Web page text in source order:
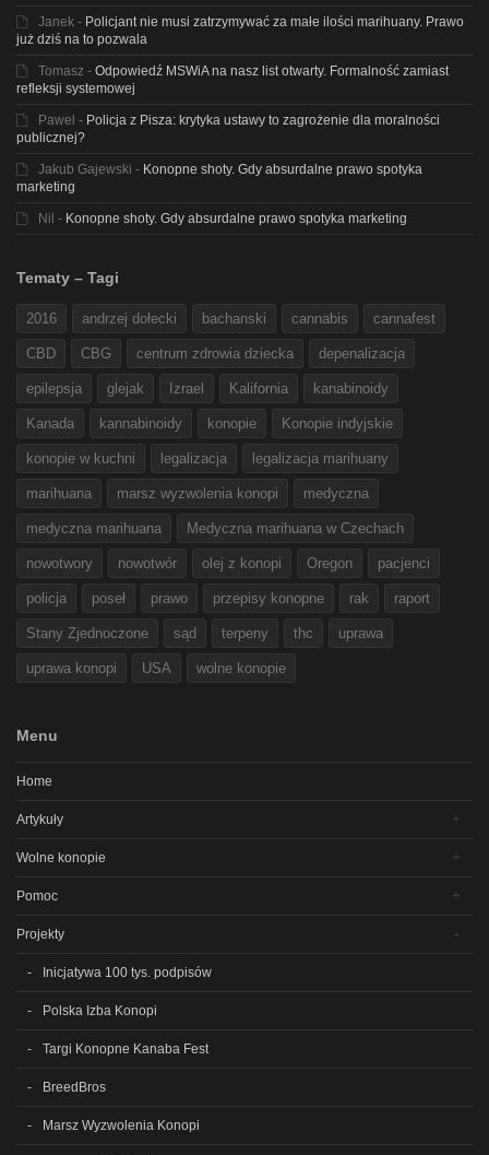
Janek - Policjant nie musi zatrzymywać za małe ilości marihuany. Prawo
już dziś na to pozwala
Tomasz - Odpowiedź MSWiA na nasz list otwarty. Formalność zamiast
refleksji systemowej
Pawel - Policja z Pisza: krytyka ustawy to zagrożenie dla moralności
publicznej?
Jakub Gajewski - Konopne shoty. Gdy absurdalne prawo spotyka
marketing
Nil - Konopne shoty. Gdy absurdalne prawo spotyka marketing
Tematy – Tagi
2016 andrzej dołecki bachanski cannabis cannafest
CBD CBG centrum zdrowia dziecka depenalizacja
epilepsja glejak Izrael Kalifornia kanabinoidy
Kanada kannabinoidy konopie Konopie indyjskie
konopie w kuchni legalizacja legalizacja marihuany
marihuana marsz wyzwolenia konopi medyczna
medyczna marihuana Medyczna marihuana w Czechach
nowotwory nowotwór olej z konopi Oregon pacjenci
policja poseł prawo przepisy konopne rak raport
Stany Zjednoczone sąd terpeny thc uprawa
uprawa konopi USA wolne konopie
Menu
Home
Artykuły
Wolne konopie
Pomoc
Projekty
Inicjatywa 100 tys. podpisów
Polska Izba Konopi
Targi Konopne Kanaba Fest
BreedBros
Marsz Wyzwolenia Konopi